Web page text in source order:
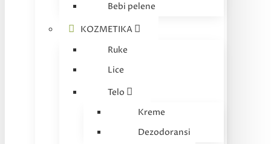
Bebi pelene
KOZMETIKA
Ruke
Lice
Telo
Kreme
Dezodoransi